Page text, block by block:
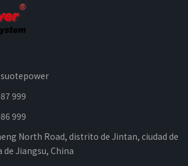
999
999
North Road, distrito de Jintan, ciudad de
Jiangsu, China